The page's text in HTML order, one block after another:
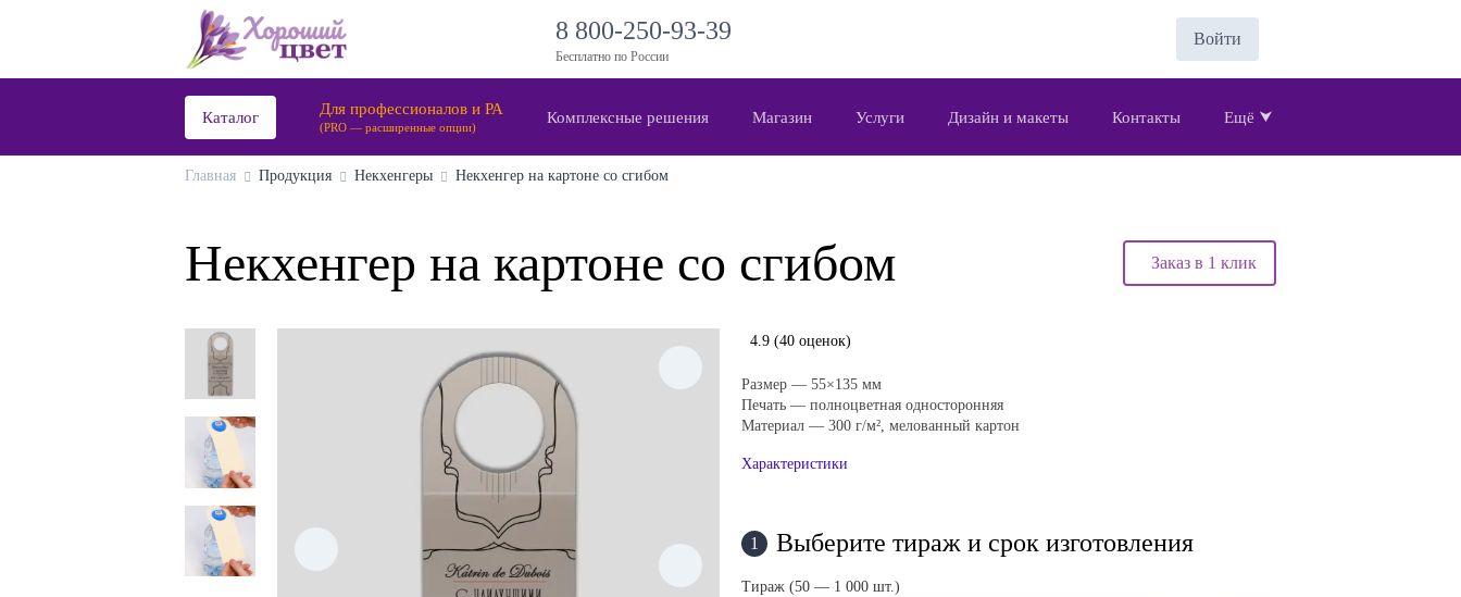
8 800-250-93-39
Бесплатно по России
Войти
Каталог Для профессионалов и РА
(PRO — расширенные опции)
Комплексные решения Магазин Услуги Дизайн и макеты Контакты Ещё ⮟
Главная Продукция Некхенгеры Некхенгер на картоне со сгибом
Некхенгер на картоне со сгибом Заказ в 1 клик
4.9 (40 оценок)
Размер — 55×135 мм
Печать — полноцветная односторонняя
Материал — 300 г/м², мелованный картон
Характеристики
1 Выберите тираж и срок изготовления
Тираж (50 — 1 000 шт.)